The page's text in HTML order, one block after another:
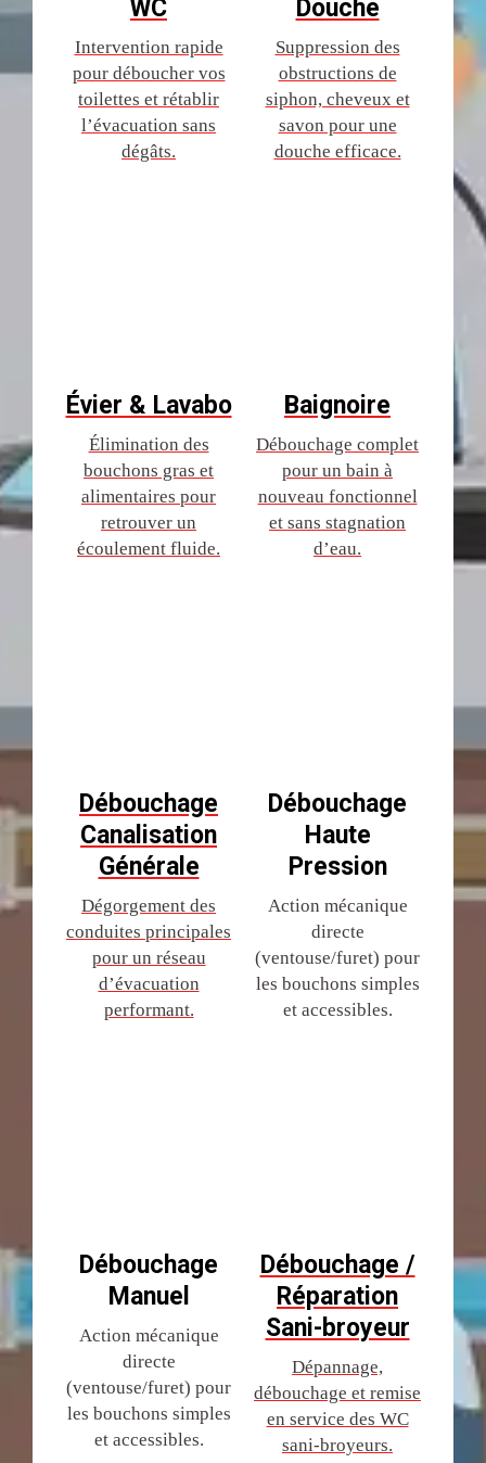
WC
Intervention rapide
pour déboucher vos
toilettes et rétablir
l’évacuation sans
dégâts.
Évier & Lavabo
Élimination des
bouchons gras et
alimentaires pour
retrouver un
écoulement fluide.
Débouchage
Canalisation
Générale
Dégorgement des
conduites principales
pour un réseau
d’évacuation
performant.
Débouchage
Manuel
Action mécanique
directe
(ventouse/furet) pour
les bouchons simples
et accessibles.
Douche
Suppression des
obstructions de
siphon, cheveux et
savon pour une
douche efficace.
Baignoire
Débouchage complet
pour un bain à
nouveau fonctionnel
et sans stagnation
d’eau.
Débouchage
Haute
Pression
Action mécanique
directe
(ventouse/furet) pour
les bouchons simples
et accessibles.
Débouchage /
Réparation
Sani-broyeur
Dépannage,
débouchage et remise
en service des WC
sani-broyeurs.